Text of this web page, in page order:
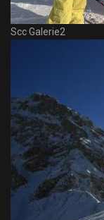
Scc Galerie2